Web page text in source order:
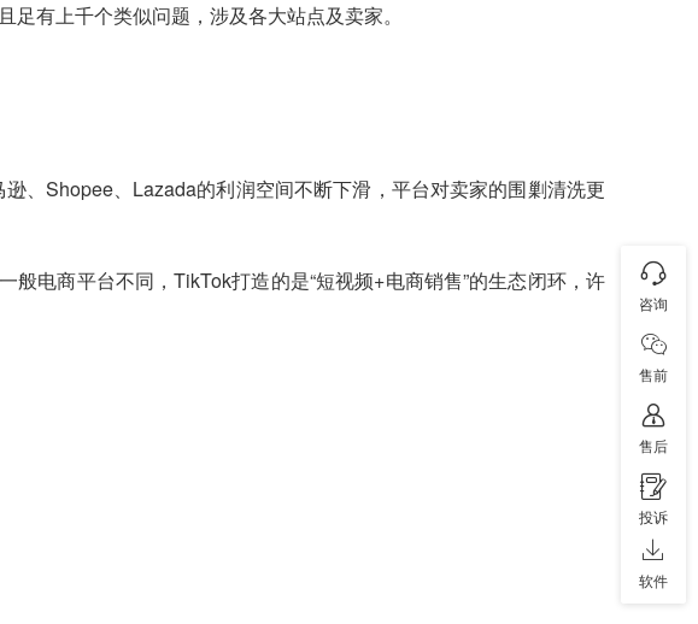
有上千个类似问题，涉及各大站点及卖家。
、Shopee、Lazada的利润空间不断下滑，平台对卖家的围剿清洗更
电商平台不同，TikTok打造的是“短视频+电商销售”的生态闭环，许
咨询
售前
售后
投诉
软件